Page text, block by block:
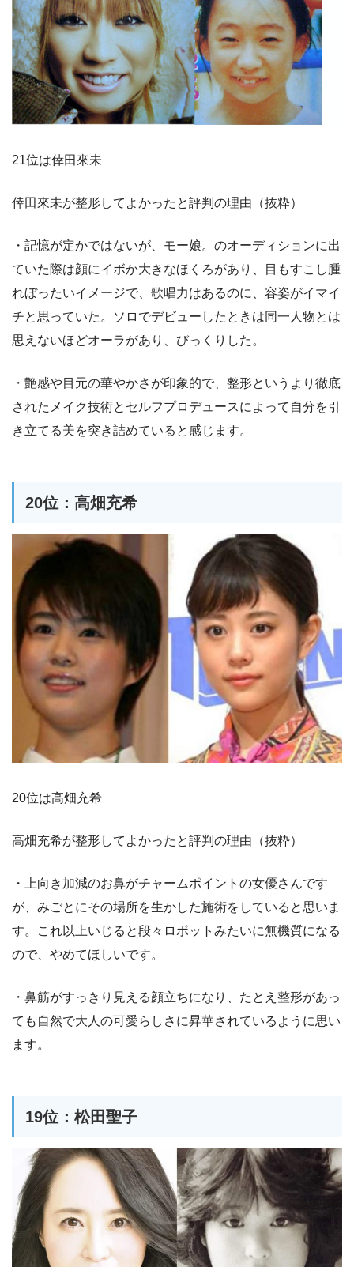
21位は倖田來未
倖田來未が整形してよかったと評判の理由（抜粋）
・記憶が定かではないが、モー娘。のオーディションに出
ていた際は顔にイボか大きなほくろがあり、目もすこし腫
れぼったいイメージで、歌唱力はあるのに、容姿がイマイ
チと思っていた。ソロでデビューしたときは同一人物とは
思えないほどオーラがあり、びっくりした。
・艶感や目元の華やかさが印象的で、整形というより徹底
されたメイク技術とセルフプロデュースによって自分を引
き立てる美を突き詰めていると感じます。
20位：高畑充希
20位は高畑充希
高畑充希が整形してよかったと評判の理由（抜粋）
・上向き加減のお鼻がチャームポイントの女優さんです
が、みごとにその場所を生かした施術をしていると思いま
す。これ以上いじると段々ロボットみたいに無機質になる
ので、やめてほしいです。
・鼻筋がすっきり見える顔立ちになり、たとえ整形があっ
ても自然で大人の可愛らしさに昇華されているように思い
ます。
19位：松田聖子